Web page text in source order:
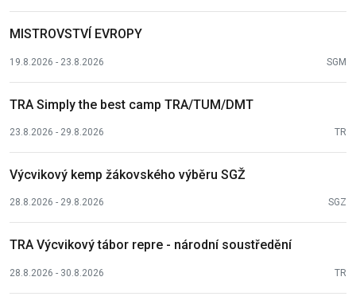
MISTROVSTVÍ EVROPY
19.8.2026 - 23.8.2026 SGM
TRA Simply the best camp TRA/TUM/DMT
23.8.2026 - 29.8.2026 TR
Výcvikový kemp žákovského výběru SGŽ
28.8.2026 - 29.8.2026 SGZ
TRA Výcvikový tábor repre - národní soustředění
28.8.2026 - 30.8.2026 TR